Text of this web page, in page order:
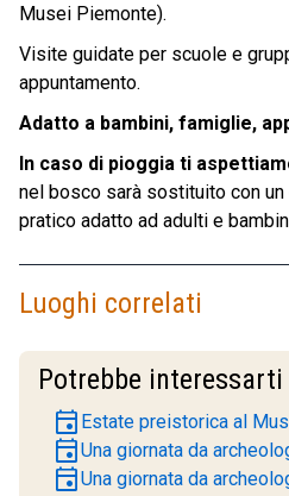
Musei Piemonte).
Visite guidate per scuole e
appuntamento.
Adatto a bambini, famiglie,
In caso di pioggia ti
nel bosco sarà sostituito con
pratico adatto ad adulti e
Luoghi correlati
Potrebbe
event Estate preistorica al
eventUna giornata da
eventUna giornata da